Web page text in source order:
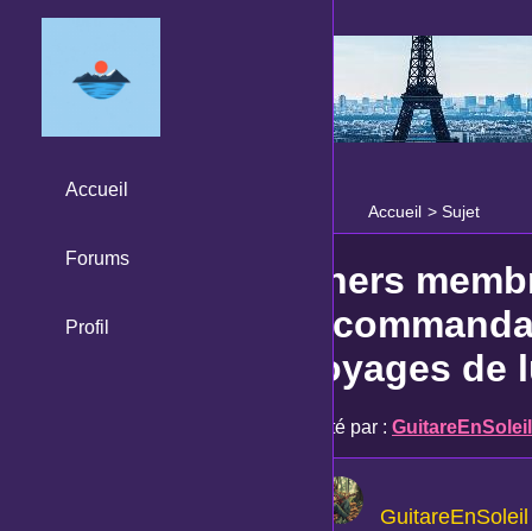
Accueil > Sujet
Accueil
Forums
Profil
Chers
voyages de
Posté par : GuitareEnSoleil
GuitareEnSoleil